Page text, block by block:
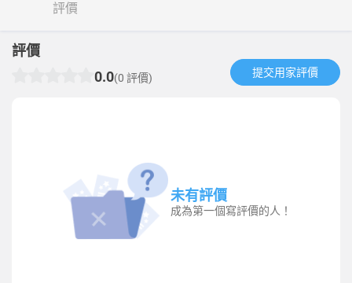
評價
評價
0.0(0 評價) 提交用家評價​
未有評價
成為第一個寫評價的人！